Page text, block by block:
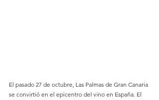
El pasado 27 de octubre, Las Palmas de Gran Canaria
se convirtió en el epicentro del vino en España. El